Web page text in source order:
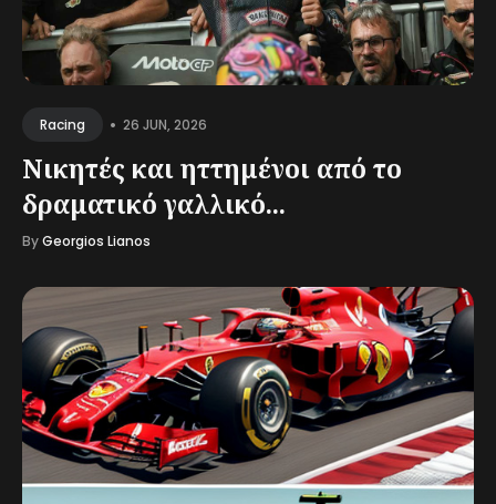
Racing • 26 JUN, 2026
Νικητές και ηττημένοι από το
δραματικό γαλλικό...
ByGeorgios Lianos